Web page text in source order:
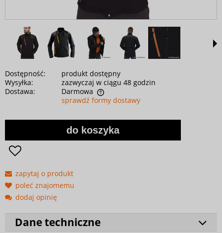
Dostępność:
produkt dostępny
Wysyłka:
zazwyczaj w ciągu 48 godzin
Dostawa:
Darmowa
sprawdź formy dostawy
do koszyka
zapytaj o produkt
poleć znajomemu
dodaj opinię
Dane techniczne